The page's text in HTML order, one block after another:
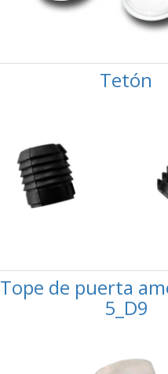
Tetón
Tope de puerta
5_D9